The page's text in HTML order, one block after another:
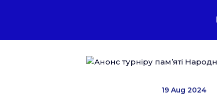
19 Aug 2024